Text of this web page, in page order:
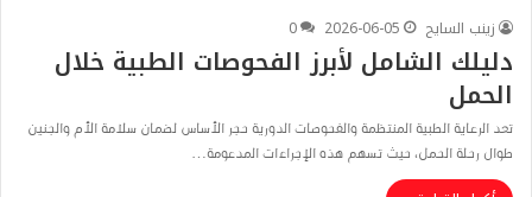
زينب السايح
2026-06-05
0
دليلك الشامل لأبرز الفحوصات الطبية خلال
الحمل
​تعد الرعاية الطبية المنتظمة والفحوصات الدورية حجر الأساس لضمان سلامة الأم والجنين
طوال رحلة الحمل، حيث تسهم هذه الإجراءات المدعومة…